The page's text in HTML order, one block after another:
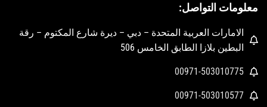
معلومات التواصل:
الامارات العربية المتحدة – دبي – ديرة شارع المكتوم – رقة
البطين بلازا الطابق الخامس 506
00971-503010775
00971-503010577